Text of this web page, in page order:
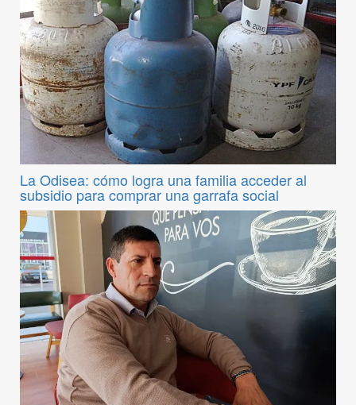
La Odisea: cómo logra una familia acceder al
subsidio para comprar una garrafa social